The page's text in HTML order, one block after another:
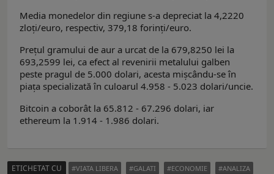
Media monedelor din regiune s-a depreciat la 4,2220
zloți/euro, respectiv, 379,18 forinți/euro.
Prețul gramului de aur a urcat de la 679,8250 lei la
693,2599 lei, ca efect al revenirii metalului galben
peste pragul de 5.000 dolari, acesta mișcându-se în
piața specializată în culoarul 4.958 - 5.023 dolari/uncie.
Bitcoin a coborât la 65.812 - 67.296 dolari, iar
ethereum la 1.914 - 1.986 dolari.
ETICHETAT CU VIATA LIBERA GALATI ECONOMIE
ANALIZA